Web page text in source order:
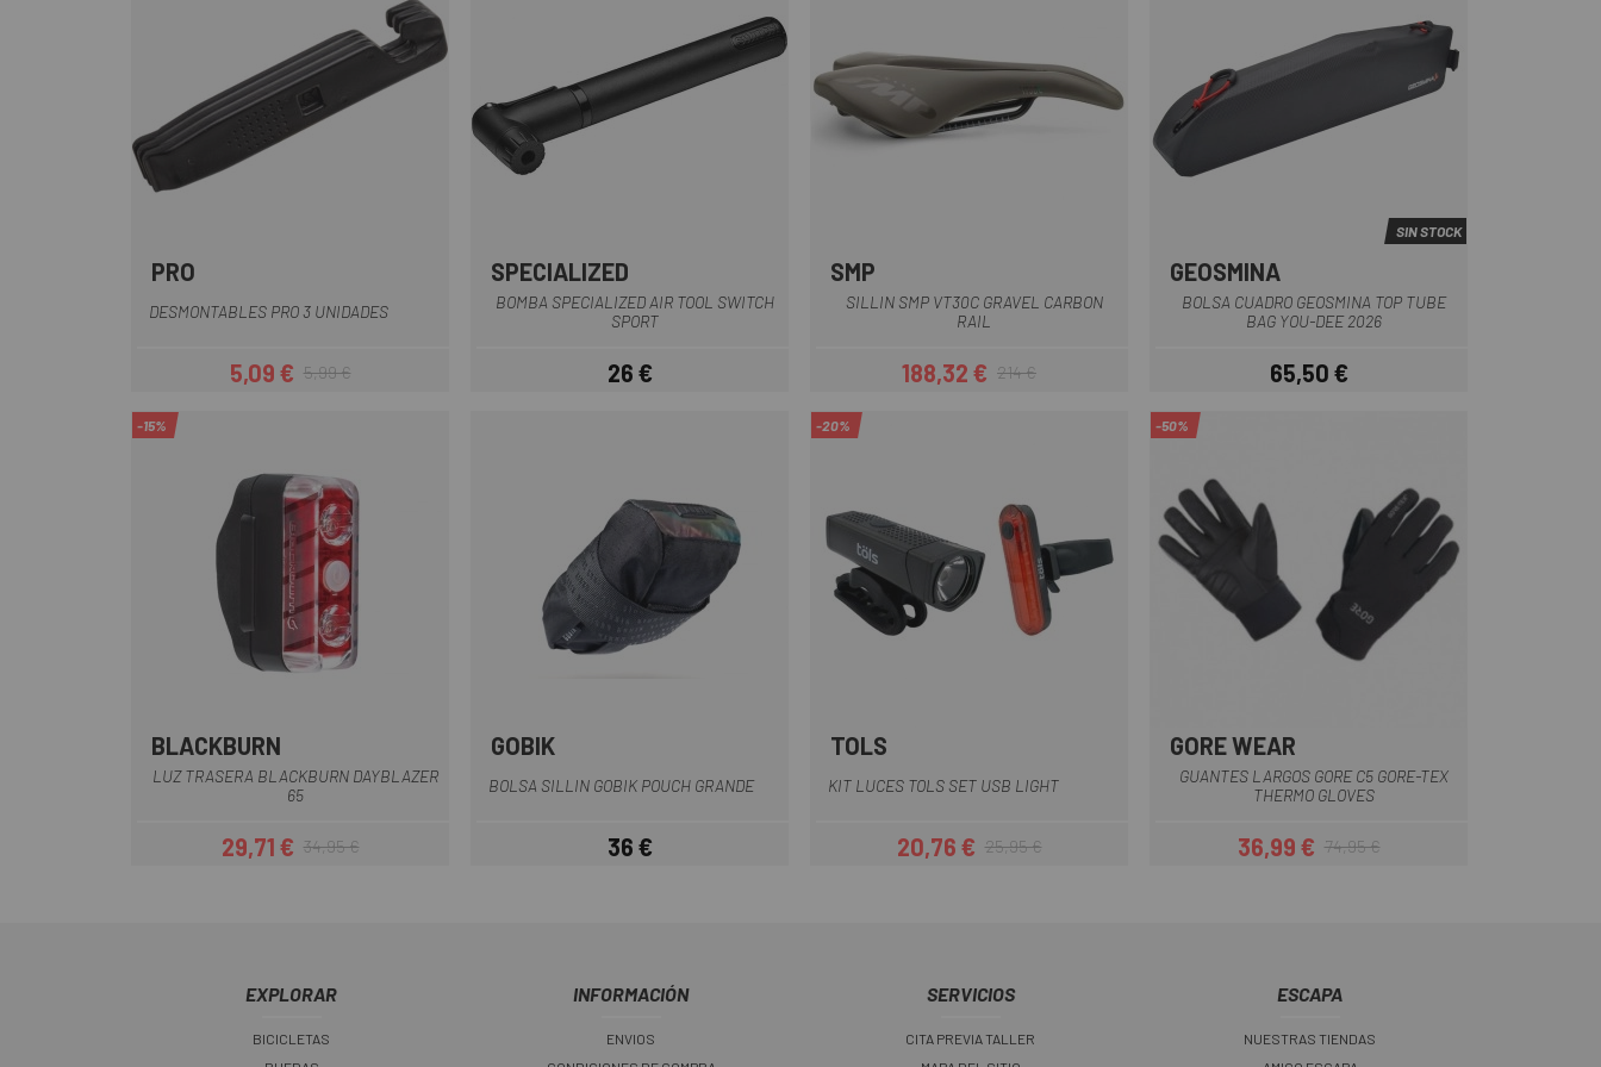
PRO
DESMONTABLES PRO 3 UNIDADES
Precio
5,09 €Precio regular
5,99 €
SPECIALIZED
BOMBA SPECIALIZED AIR TOOL SWITCH
SPORT
Precio
26 €
SMP
SILLIN SMP VT30C GRAVEL CARBON
RAIL
Precio
188,32 €Precio regular
214 €
SIN STOCK
GEOSMINA
BOLSA CUADRO GEOSMINA TOP TUBE
BAG YOU-DEE 2026
Precio
65,50 €
-15%
BLACKBURN
LUZ TRASERA BLACKBURN DAYBLAZER
65
Precio
29,71 €Precio regular
34,95 €
GOBIK
BOLSA SILLIN GOBIK POUCH GRANDE
Precio
36 €
-20%
TOLS
KIT LUCES TOLS SET USB LIGHT
Precio
20,76 €Precio regular
25,95 €
Amarillo-Negro
-50%
GORE WEAR
GUANTES LARGOS GORE C5 GORE-TEX
THERMO GLOVES
Precio
36,99 €Precio regular
74,95 €
EXPLORAR
BICICLETAS
INFORMACIÓN
ENVIOS
SERVICIOS
CITA PREVIA TALLER
ESCAPA
NUESTRAS TIENDAS